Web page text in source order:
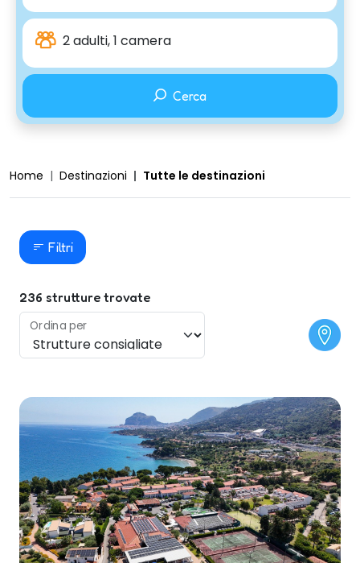
2 adulti, 1 camera
Cerca
Home Destinazioni Tutte le destinazioni
Filtri
236 strutture trovate
Ordina per